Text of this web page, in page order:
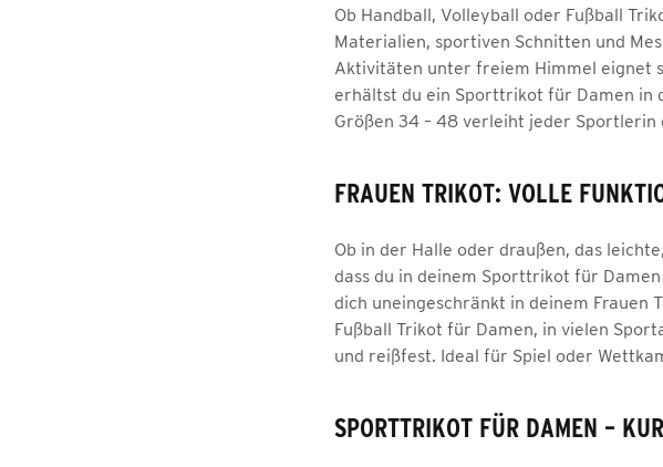
Ob Handball, Volleyball oder Fußball
Materialien, sportiven Schnitten und
Aktivitäten unter freiem Himmel eignet
erhältst du ein Sporttrikot für Damen in
Größen 34 – 48 verleiht jeder Sportlerin
FRAUEN TRIKOT: VOLLE
Ob in der Halle oder draußen, das
dass du in deinem Sporttrikot für
dich uneingeschränkt in deinem Frauen
Fußball Trikot für Damen, in vielen
und reißfest. Ideal für Spiel oder
SPORTTRIKOT FÜR DAMEN –